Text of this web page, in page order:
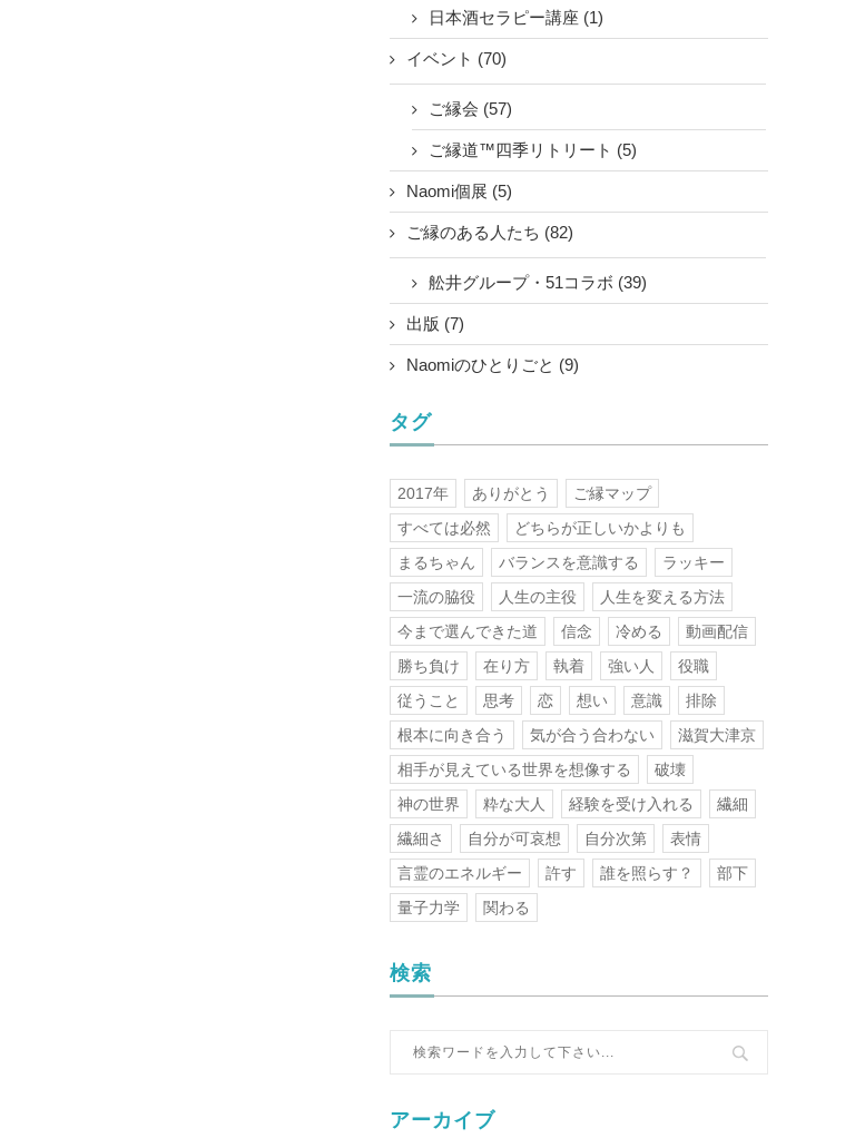
日本酒セラピー講座 (1)
イベント (70)
ご縁会 (57)
ご縁道™四季リトリート (5)
Naomi個展 (5)
ご縁のある人たち (82)
舩井グループ・51コラボ (39)
出版 (7)
Naomiのひとりごと (9)
タグ
2017年 ありがとう
ご縁マップ
すべては必然
どちらが正しいかよりも
まるちゃん
バランスを意識する
ラッキー
一流の脇役
人生の主役
人生を変える方法
今まで選んできた道
信念 冷める
動画配信
勝ち負け
在り方 執着 強い人
役職
従うこと
思考 恋 想い 意識
排除
根本に向き合う
気が合う合わない
滋賀大津京
相手が見えている世界を想像する
破壊
神の世界
粋な大人 経験を受け入れる
繊細
繊細さ
自分が可哀想 自分次第
表情
言霊のエネルギー
許す 誰を照らす？
部下
量子力学
関わる
検索
アーカイブ